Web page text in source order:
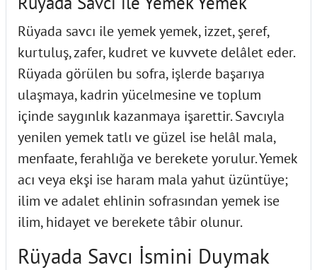
Rüyada savcı ile yemek yemek, izzet, şeref,
kurtuluş, zafer, kudret ve kuvvete delâlet eder.
Rüyada görülen bu sofra, işlerde başarıya
ulaşmaya, kadrin yücelmesine ve toplum
içinde saygınlık kazanmaya işarettir. Savcıyla
yenilen yemek tatlı ve güzel ise helâl mala,
menfaate, ferahlığa ve berekete yorulur. Yemek
acı veya ekşi ise haram mala yahut üzüntüye;
ilim ve adalet ehlinin sofrasından yemek ise
ilim, hidayet ve berekete tâbir olunur.
Rüyada Savcı İsmini Duymak